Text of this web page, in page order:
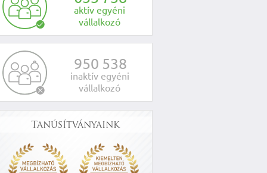
aktív egyéni
vállalkozó
950 538
inaktív egyéni
vállalkozó
Tanúsítványaink